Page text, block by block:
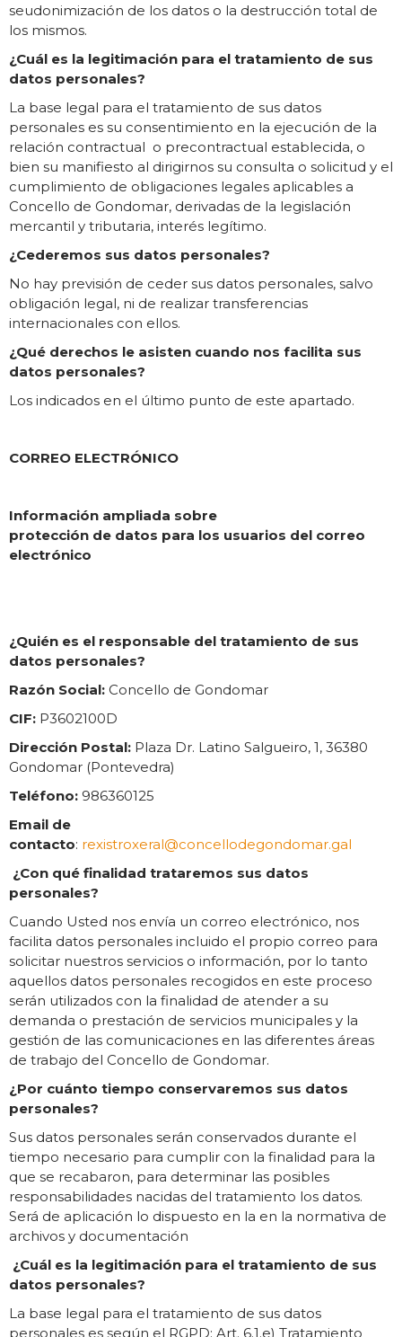
seudonimización de los datos o la destrucción total de
los mismos.
¿Cuál es la legitimación para el tratamiento de sus
datos personales?
La base legal para el tratamiento de sus datos
personales es su consentimiento en la ejecución de la
relación contractual o precontractual establecida, o
bien su manifiesto al dirigirnos su consulta o solicitud y el
cumplimiento de obligaciones legales aplicables a
Concello de Gondomar, derivadas de la legislación
mercantil y tributaria, interés legítimo.
¿Cederemos sus datos personales?
No hay previsión de ceder sus datos personales, salvo
obligación legal, ni de realizar transferencias
internacionales con ellos.
¿Qué derechos le asisten cuando nos facilita sus
datos personales?
Los indicados en el último punto de este apartado.
CORREO ELECTRÓNICO
Información ampliada sobre
protección de datos para los usuarios del correo
electrónico
¿Quién es el responsable del tratamiento de sus
datos personales?
Razón Social: Concello de Gondomar
CIF: P3602100D
Dirección Postal: Plaza Dr. Latino Salgueiro, 1, 36380
Gondomar (Pontevedra)
Teléfono: 986360125
Email de
contacto: rexistroxeral@concellodegondomar.gal
¿Con qué finalidad trataremos sus datos
personales?
Cuando Usted nos envía un correo electrónico, nos
facilita datos personales incluido el propio correo para
solicitar nuestros servicios o información, por lo tanto
aquellos datos personales recogidos en este proceso
serán utilizados con la finalidad de atender a su
demanda o prestación de servicios municipales y la
gestión de las comunicaciones en las diferentes áreas
de trabajo del Concello de Gondomar.
¿Por cuánto tiempo conservaremos sus datos
personales?
Sus datos personales serán conservados durante el
tiempo necesario para cumplir con la finalidad para la
que se recabaron, para determinar las posibles
responsabilidades nacidas del tratamiento los datos.
Será de aplicación lo dispuesto en la en la normativa de
archivos y documentación
¿Cuál es la legitimación para el tratamiento de sus
datos personales?
La base legal para el tratamiento de sus datos
personales es según el RGPD: Art. 6.1.e) Tratamiento